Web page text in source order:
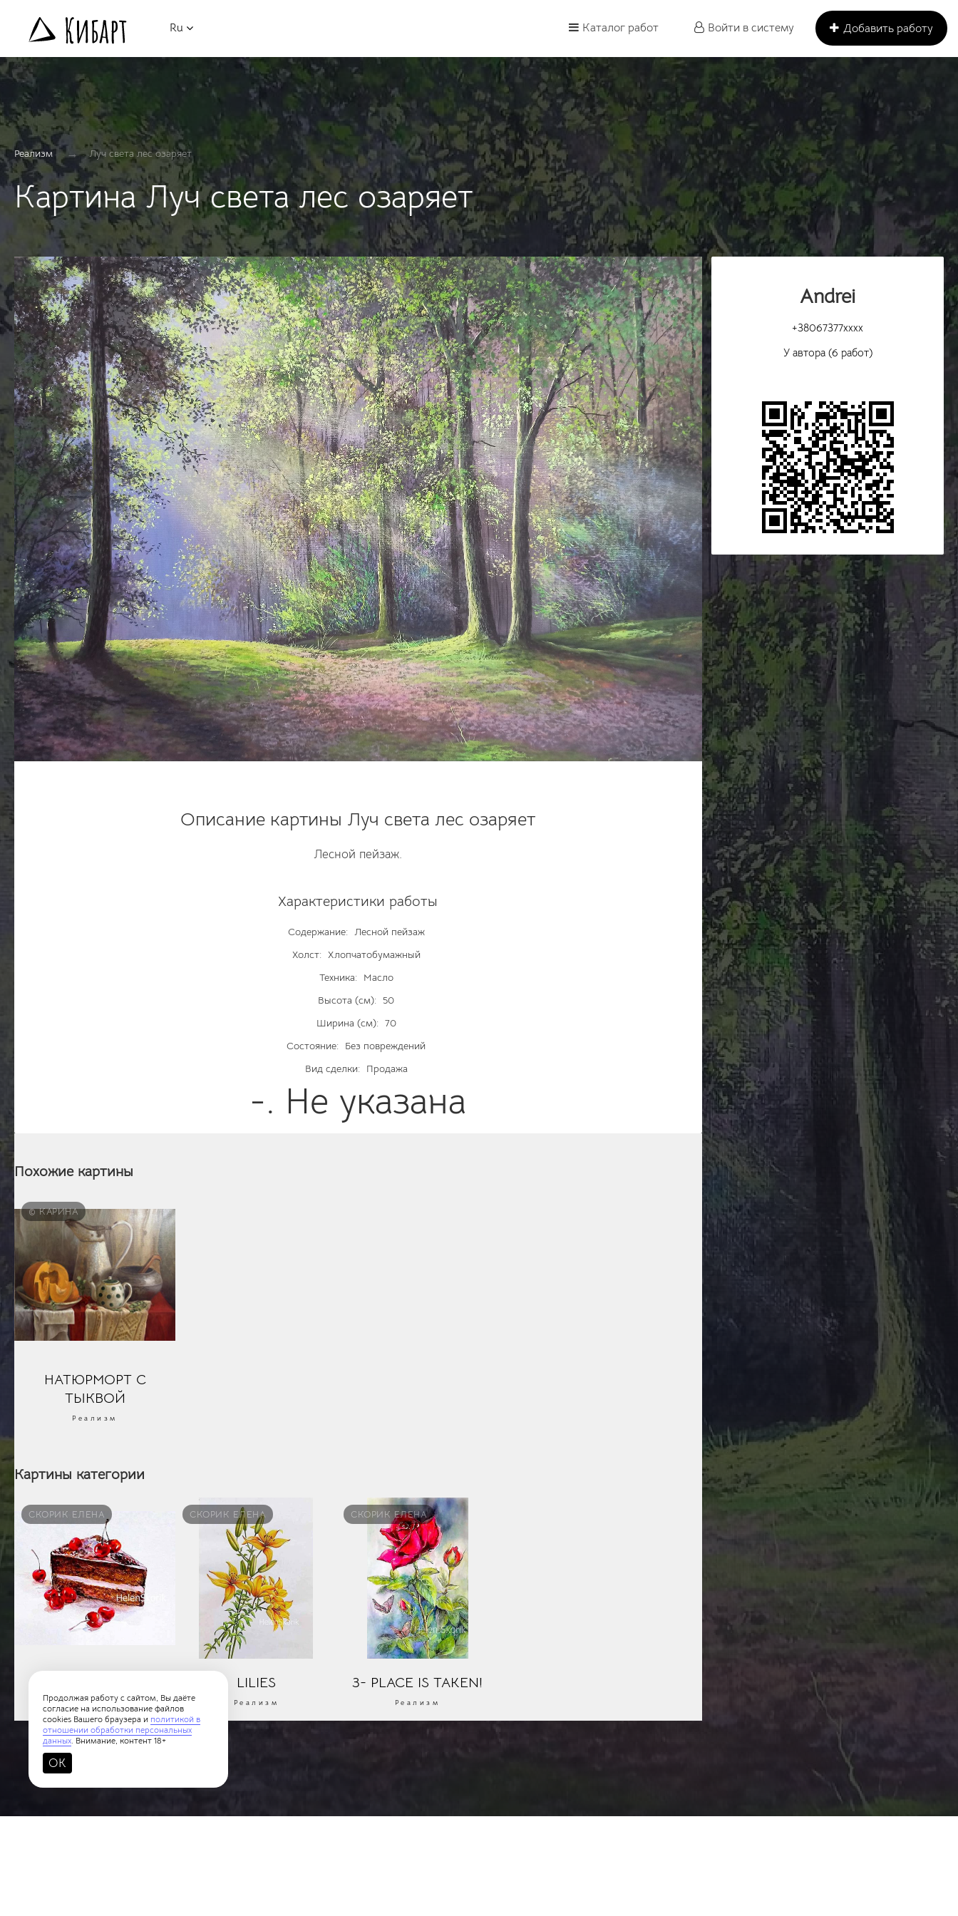
Ru Добавить работу
Каталог работ Войти в систему
Реализм → Луч света лес озаряет
Картина Луч света лес озаряет
Описание картины Луч света лес озаряет
Лесной пейзаж.
Характеристики работы
Содержание: Лесной пейзаж
Холст: Хлопчатобумажный
Техника:
Масло
Высота (см):
50
Ширина (см): 70
Состояние:
Без повреждений
Вид сделки:
Продажа
-. Не указана
Andrei
+38067377xxxx
У автора (6 работ)
Похожие картины
© КАРИНА
НАТЮРМОРТ С
ТЫКВОЙ
Реализм
Картины категории
СКОРИК ЕЛЕНА
Реализм
СКОРИК ЕЛЕНА
LILIES
Реализм
СКОРИК ЕЛЕНА
3- PLACE IS TAKEN!
Реализм
Продолжая работу с сайтом, Вы даёте
согласие на использование файлов
cookies Вашего браузера и политикой в
отношении обработки персональных
данных. Внимание, контент 18+
OK